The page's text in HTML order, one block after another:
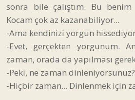
sonra bile çalıştım. Bu benim
Kocam çok az kazanabiliyor...
-Ama kendinizi yorgun
-Evet, gerçekten yorgunum.
zaman, orada da yapılması
-Peki, ne zaman dinleniyorsunuz?
-Hiçbir zaman... Dinlenmek için